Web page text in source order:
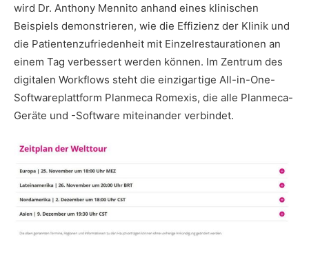
wird Dr. Anthony Mennito anhand eines klinischen
Beispiels demonstrieren, wie die Effizienz der Klinik und
die Patientenzufriedenheit mit Einzelrestaurationen an
einem Tag verbessert werden können. Im Zentrum des
digitalen Workflows steht die einzigartige All-in-One-
Softwareplattform Planmeca Romexis, die alle Planmeca-
Geräte und -Software miteinander verbindet.